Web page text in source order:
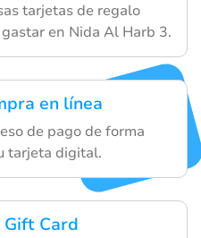
tarjetas de regalo
en Nida Al Harb 3.
en línea
de pago de forma
tarjeta digital.
Card